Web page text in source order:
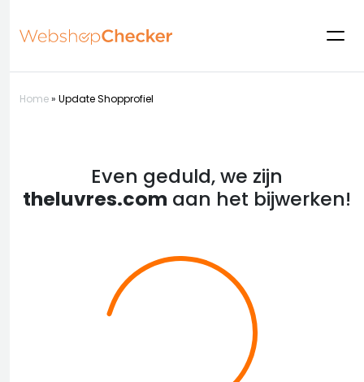
Home» Update Shopprofiel
Even geduld, we zijn
theluvres.com aan het bijwerken!